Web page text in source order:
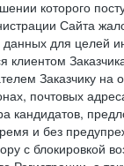
которого
Сайта
для целей
Заказчику
почтовых
кандидатов,
и без
с блокировкой